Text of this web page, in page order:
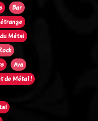
Bar
Métal
Ava
de Métal !